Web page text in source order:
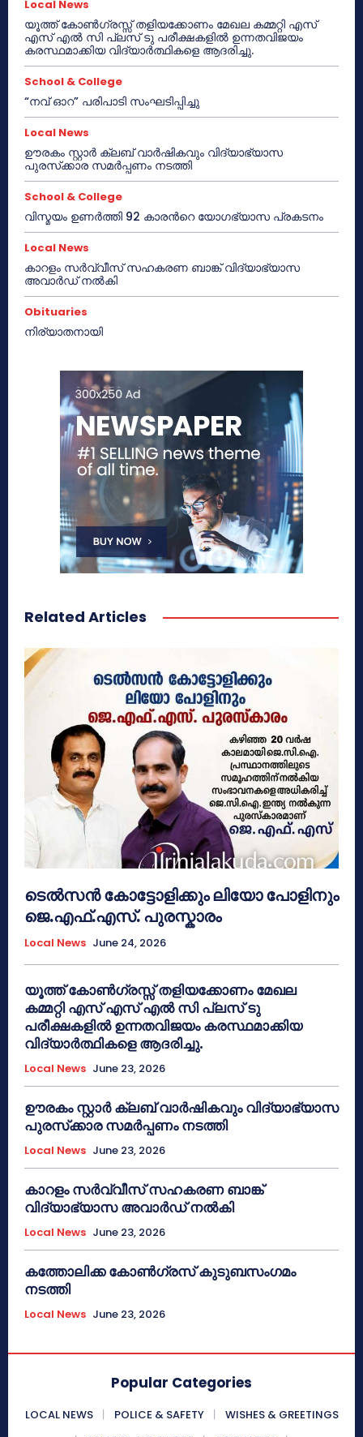
Local News
യൂത്ത് കോൺഗ്രസ്സ് തളിയക്കോണം മേഖല കമ്മറ്റി എസ്
എസ് എൽ സി പ്ലസ് ടു പരീക്ഷകളിൽ ഉന്നതവിജയം
കരസ്ഥമാക്കിയ വിദ്യാർത്ഥികളെ ആദരിച്ചു.
School & College
“നവ് ഓറ” പരിപാടി സംഘടിപ്പിച്ചു
Local News
ഊരകം സ്റ്റാർ ക്ലബ് വാർഷികവും വിദ്യാഭ്യാസ
പുരസ്‌ക്കാര സമർപ്പണം നടത്തി
School & College
വിസ്മയം ഉണർത്തി 92 കാരൻറെ യോഗഭ്യാസ പ്രകടനം
Local News
കാറളം സർവ്വീസ് സഹകരണ ബാങ്ക് വിദ്യാഭ്യാസ
അവാർഡ് നൽകി
Obituaries
നിര്യാതനായി
Related Articles
ടെൽസൻ കോട്ടോളിക്കും ലിയോ പോളിനും
ജെ.എഫ്.എസ്. പുരസ്കാരം
Local News June 24, 2026
യൂത്ത് കോൺഗ്രസ്സ് തളിയക്കോണം മേഖല
കമ്മറ്റി എസ് എസ് എൽ സി പ്ലസ് ടു
പരീക്ഷകളിൽ ഉന്നതവിജയം കരസ്ഥമാക്കിയ
വിദ്യാർത്ഥികളെ ആദരിച്ചു.
Local News June 23, 2026
ഊരകം സ്റ്റാർ ക്ലബ് വാർഷികവും വിദ്യാഭ്യാസ
പുരസ്‌ക്കാര സമർപ്പണം നടത്തി
Local News June 23, 2026
കാറളം സർവ്വീസ് സഹകരണ ബാങ്ക്
വിദ്യാഭ്യാസ അവാർഡ് നൽകി
Local News June 23, 2026
കത്തോലിക്ക കോൺഗ്രസ് കുടുബസംഗമം
നടത്തി
Local News June 23, 2026
Popular Categories
LOCAL NEWS POLICE & SAFETY
WISHES & GREETINGS